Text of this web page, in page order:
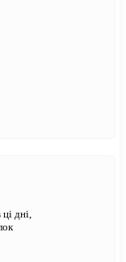
дні,